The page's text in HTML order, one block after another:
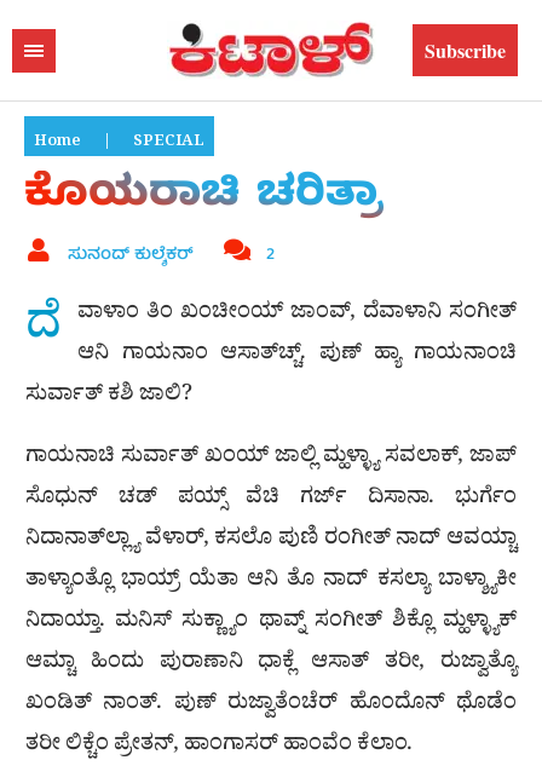
Subscribe
Home | SPECIAL
ಕೊಯರಾಚಿ ಚರಿತ್ರಾ
ಸುನಂದ್ ಕುಲ್ಶೆಕರ್ 2
ದೆ ವಾಳಾಂ ತಿಂ ಖಂಚೀಂಯ್ ಜಾಂವ್, ದೆವಾಳಾನಿ ಸಂಗೀತ್
ಆನಿ ಗಾಯನಾಂ ಆಸಾತ್‌ಚ್ಚ್. ಪುಣ್ ಹ್ಯಾ ಗಾಯನಾಂಚಿ
ಸುರ್ವಾತ್ ಕಶಿ ಜಾಲಿ?
ಗಾಯನಾಚಿ ಸುರ್ವಾತ್ ಖಂಯ್ ಜಾಲ್ಲಿ ಮ್ಹಳ್ಳ್ಯಾ ಸವಲಾಕ್, ಜಾಪ್
ಸೊಧುನ್ ಚಡ್ ಪಯ್ಸ್ ವೆಚಿ ಗರ್ಜ್ ದಿಸಾನಾ. ಭುರ್ಗೆಂ
ನಿದಾನಾತ್‌ಲ್ಲ್ಯಾ ವೆಳಾರ್, ಕಸಲೊ ಪುಣಿ ರಂಗೀತ್ ನಾದ್ ಆವಯ್ಚಾ
ತಾಳ್ಯಾಂತ್ಲೊ ಭಾಯ್ರ್ ಯೆತಾ ಆನಿ ತೊ ನಾದ್ ಕಸಲ್ಯಾ ಬಾಳ್ಶ್ಯಾಕೀ
ನಿದಾಯ್ತಾ. ಮನಿಸ್ ಸುಕ್ಣ್ಯಾಂ ಥಾವ್ನ್ ಸಂಗೀತ್ ಶಿಕ್ಲೊ ಮ್ಹಳ್ಳ್ಯಾಕ್
ಆಮ್ಚಾ ಹಿಂದು ಪುರಾಣಾನಿ ಧಾಕ್ಲೆ ಆಸಾತ್ ತರೀ, ರುಜ್ವಾತ್ಯೊ
ಖಂಡಿತ್ ನಾಂತ್. ಪುಣ್ ರುಜ್ವಾತೆಂಚೆರ್ ಹೊಂದೊನ್ ಥೊಡೆಂ
ತರೀ ಲಿಕ್ಚೆಂ ಪ್ರೇತನ್, ಹಾಂಗಾಸರ್ ಹಾಂವೆಂ ಕೆಲಾಂ.